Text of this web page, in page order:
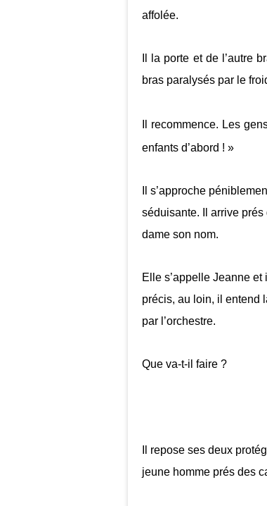
affolée.
Il la porte et de l’autre
bras paralysés par le
Il recommence. Les
enfants d’abord ! »
Il s’approche
séduisante. Il arrive prés
dame son nom.
Elle s’appelle Jeanne
précis, au loin, il entend
par l’orchestre.
Que va-t-il faire ?
Il repose ses deux
jeune homme prés des